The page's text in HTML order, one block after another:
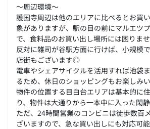
～周辺環境～
護国寺周辺は他のエリアに比べるとお買
象がありますが、駅の目の前にマルエツ
で、食料品のお買い出し場所には困りませ
反対に雑司が谷駅方面に行けば、小規模
店街もございます◎
電車やシェアサイクルを活用すれば池袋
るため、休日のショッピングもお楽しみ
物件の位置する目白台エリアは基本的に
り、物件は大通りから一本中に入った閑静
ただ、24時間営業のコンビニは徒歩数百
ざいますので、急な買い出しにも対応可能